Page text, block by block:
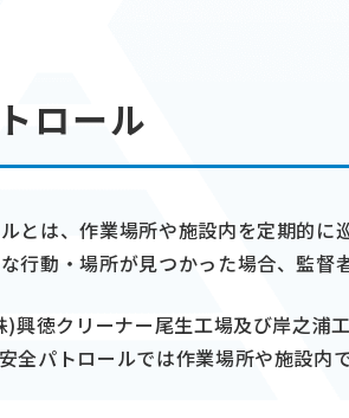
ロール
とは、作業場所や施設内を定期的
行動・場所が見つかった場合、監督
)興徳クリーナー尾生工場及び岸之浦
全パトロールでは作業場所や施設内